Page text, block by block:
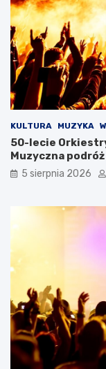
KULTURA MUZYKA
50-lecie
Muzyczna
5 sierpnia 2026